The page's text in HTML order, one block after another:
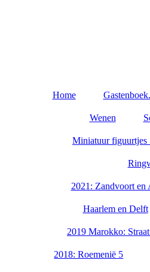
Home Gastenboek.
Wenen
Miniatuur figuurtjes
2021: Zandvoort en
Haarlem en Delft
2019 Marokko:
2018: Roemenië 5